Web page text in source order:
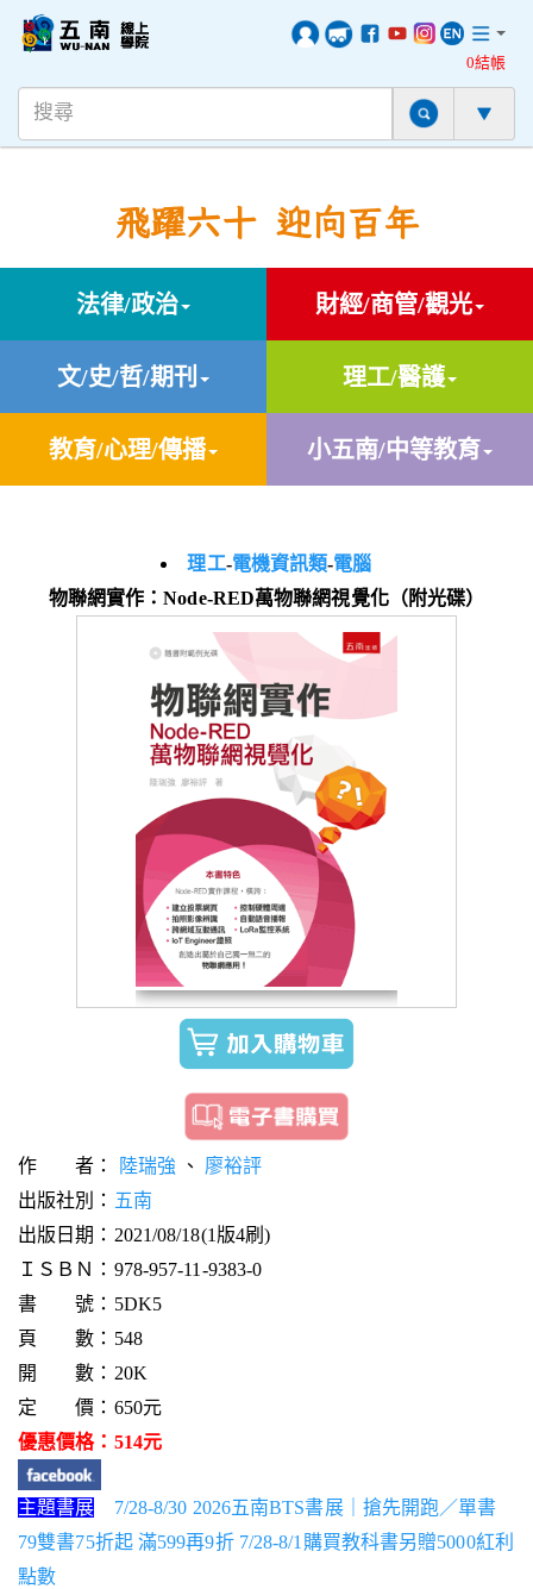
0結帳
飛躍六十 迎向百年
法律/政治 財經/商管/觀光
文/史/哲/期刊 理工/醫護
教育/心理/傳播 小五南/中等教育
理工-電機資訊類-電腦
物聯網實作：Node-RED萬物聯網視覺化（附光碟）
作 者： 陸瑞強 、 廖裕評
出版社別： 五南
出版日期：2021/08/18(1版4刷)
ＩＳＢＮ：978-957-11-9383-0
書 號：5DK5
頁 數：548
開 數：20K
定 價：650元
優惠價格：514元
主題書展
7/28-8/30 2026五南BTS書展｜搶先開跑／單書
79雙書75折起 滿599再9折 7/28-8/1購買教科書另贈5000紅利
點數